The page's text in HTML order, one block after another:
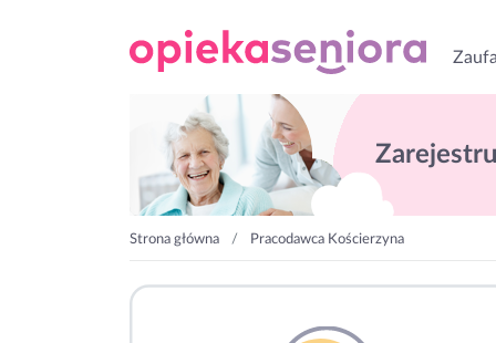
Strona główna Pracodawca Kościerzyna